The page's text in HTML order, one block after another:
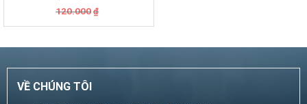
120.000 ₫
là:
tại
100.000₫.
VỀ CHÚNG TÔI